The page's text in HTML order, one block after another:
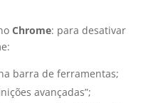
Chrome: para desativar
barra de ferramentas;
avançadas”;